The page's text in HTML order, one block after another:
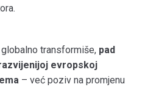
transformiše, pad
evropskoj
– već poziv na promjenu